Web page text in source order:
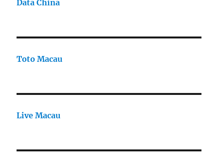
Data China
Toto Macau
Live Macau